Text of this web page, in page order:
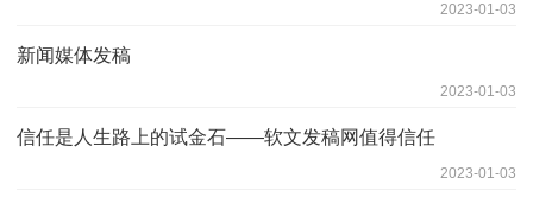
2023-01-03
新闻媒体发稿
2023-01-03
信任是人生路上的试金石——软文发稿网值得信任
2023-01-03